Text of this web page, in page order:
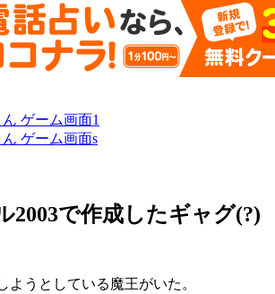
2003で作成したギャグ(?)
うとしている魔王がいた。